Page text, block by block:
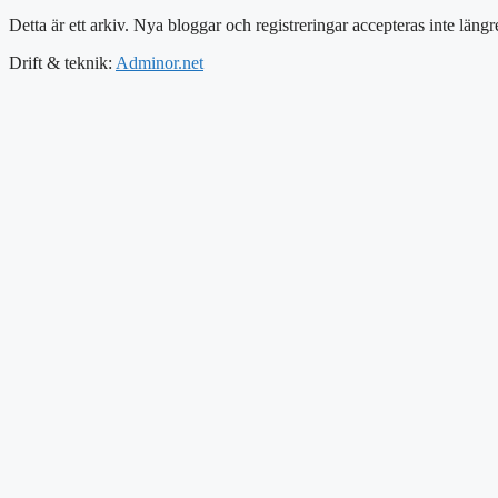
Detta är ett arkiv. Nya bloggar och registreringar accepteras inte
Drift & teknik: Adminor.net